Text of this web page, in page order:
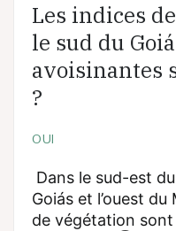
Les indices
le sud du
avoisinantes
?
OUI
Dans le sud-est
Goiás et l’ouest
de végétation